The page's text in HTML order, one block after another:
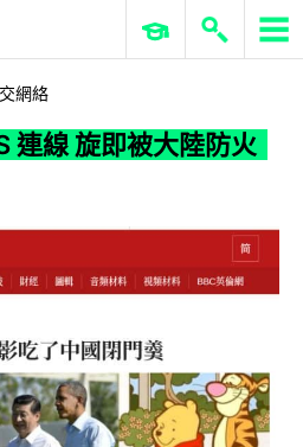
連線 旋即被大陸防火牆阻隔
ERP 與商業 AI
網絡
連線 旋即被大陸防火